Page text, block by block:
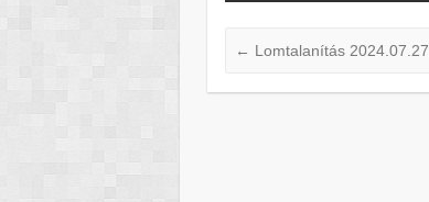
← Lomtalanítás 2024.07.27.